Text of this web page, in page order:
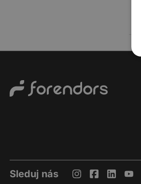
Sleduj nás